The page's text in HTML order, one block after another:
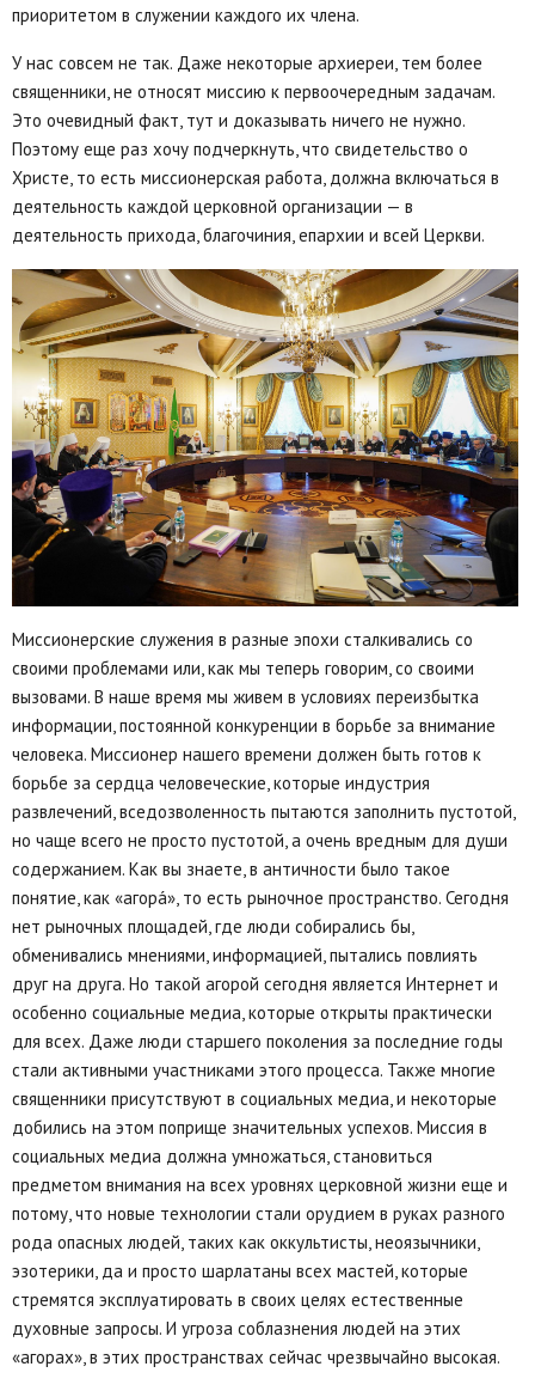
приоритетом в служении каждого их члена.
У нас совсем не так. Даже некоторые архиереи, тем более
священники, не относят миссию к первоочередным задачам.
Это очевидный факт, тут и доказывать ничего не нужно.
Поэтому еще раз хочу подчеркнуть, что свидетельство о
Христе, то есть миссионерская работа, должна включаться в
деятельность каждой церковной организации — в
деятельность прихода, благочиния, епархии и всей Церкви.
Миссионерские служения в разные эпохи сталкивались со
своими проблемами или, как мы теперь говорим, со своими
вызовами. В наше время мы живем в условиях переизбытка
информации, постоянной конкуренции в борьбе за внимание
человека. Миссионер нашего времени должен быть готов к
борьбе за сердца человеческие, которые индустрия
развлечений, вседозволенность пытаются заполнить пустотой,
но чаще всего не просто пустотой, а очень вредным для души
содержанием. Как вы знаете, в античности было такое
понятие, как «агорá», то есть рыночное пространство. Сегодня
нет рыночных площадей, где люди собирались бы,
обменивались мнениями, информацией, пытались повлиять
друг на друга. Но такой агорой сегодня является Интернет и
особенно социальные медиа, которые открыты практически
для всех. Даже люди старшего поколения за последние годы
стали активными участниками этого процесса. Также многие
священники присутствуют в социальных медиа, и некоторые
добились на этом поприще значительных успехов. Миссия в
социальных медиа должна умножаться, становиться
предметом внимания на всех уровнях церковной жизни еще и
потому, что новые технологии стали орудием в руках разного
рода опасных людей, таких как оккультисты, неоязычники,
эзотерики, да и просто шарлатаны всех мастей, которые
стремятся эксплуатировать в своих целях естественные
духовные запросы. И угроза соблазнения людей на этих
«агорах», в этих пространствах сейчас чрезвычайно высокая.